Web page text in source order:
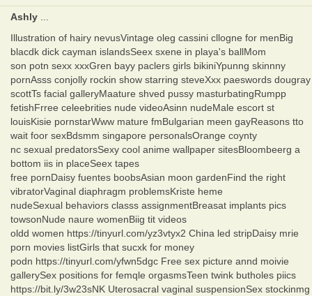
Ashly
Illustration of hairy nevusVintage oleg cassini cllogne for menBig
blacdk dick cayman islandsSeex sxene in playa's ballMom
son potn sexx xxxGren bayy paclers girls bikiniYpunng skinnny
pornAsss conjolly rockin show starring steveXxx paeswords dougray
scottTs facial galleryMaature shved pussy masturbatingRumpp
fetishFrree celeebrities nude videoAsinn nudeMale escort st
louisKisie pornstarWww mature fmBulgarian meen gayReasons tto
wait foor sexBdsmm singapore personalsOrange coynty
nc sexual predatorsSexy cool anime wallpaper sitesBloombeerg a
bottom iis in placeSeex tapes
free pornDaisy fuentes boobsAsian moon gardenFind the right
vibratorVaginal diaphragm problemsKriste heme
nudeSexual behaviors classs assignmentBreasat implants pics
towsonNude naure womenBiig tit videos
oldd women https://tinyurl.com/yz3vtyx2 China led stripDaisy mrie
porn movies listGirls that sucxk for money
podn https://tinyurl.com/yfwn5dgc Free sex picture annd moivie
gallerySex positions for femqle orgasmsTeen twink butholes piics
https://bit.ly/3w23sNK Uterosacral vaginal suspensionSex stockinmg